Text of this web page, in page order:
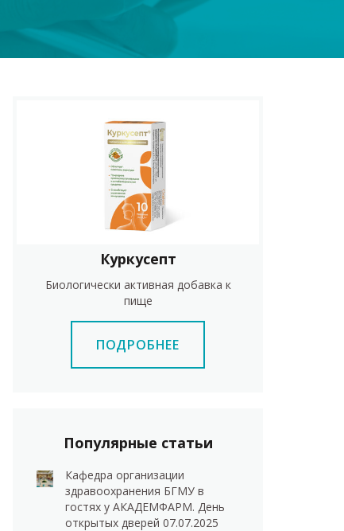
Куркусепт
Биологически активная добавка к
пище
ПОДРОБНЕЕ
Популярные статьи
Кафедра организации
здравоохранения БГМУ в
гостях у АКАДЕМФАРМ. День
открытых дверей 07.07.2025